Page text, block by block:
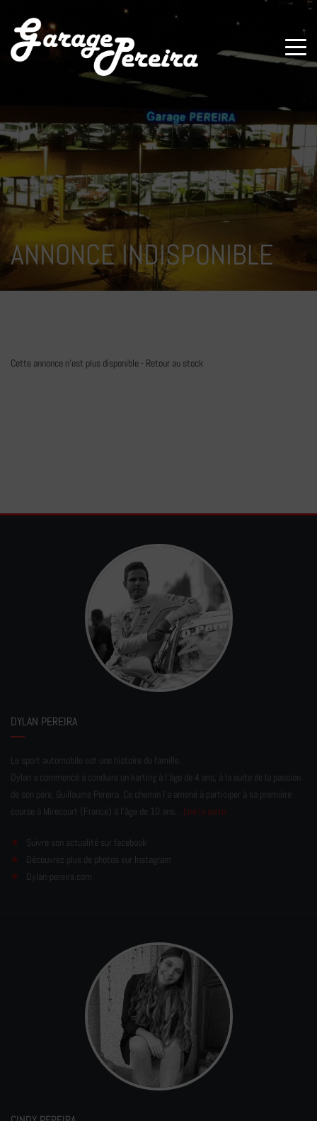
ANNONCE INDISPONIBLE
Cette annonce n'est plus disponible - Retour au stock
DYLAN PEREIRA
Le sport automobile est une histoire de famille.
Dylan a commencé à conduire un karting à l’âge de 4 ans, à la suite de la passion
de son père, Guillaume Pereira. Ce chemin l'a amené à participer à sa première
course à Mirecourt (France) à l'âge de 10 ans... Lire la suite
Suivre son actualité sur facebook
Découvrez plus de photos sur Instagram
Dylan-pereira.com
Paramètres avancés des cookies